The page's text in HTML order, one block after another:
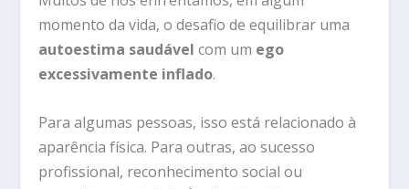
momento da vida, o desafio de equilibrar uma
autoestima saudável com um ego
excessivamente inflado.
Para algumas pessoas, isso está relacionado à
aparência física. Para outras, ao sucesso
profissional, reconhecimento social ou